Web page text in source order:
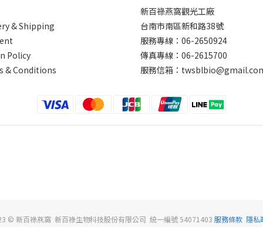
& Shipping
Policy
& Conditions
新百祿燕窩觀光工廠
台南市南區新和路38號
服務專線：06-2650924
傳真專線：06-2615700
服務信箱：
© 新百祿燕窩 新百祿生物科技股份有限公司 統一編號 54071403 服務條款 隱私